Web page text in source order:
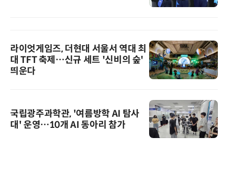
라이엇게임즈, 더현대 서울서 역대 최
대 TFT 축제…신규 세트 '신비의 숲'
띄운다
국립광주과학관, '여름방학 AI 탐사
대' 운영…10개 AI 동아리 참가